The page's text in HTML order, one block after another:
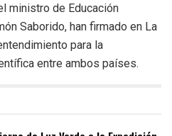
ministro de Educación
Saborido, han firmado en La
para la
entre ambos países.